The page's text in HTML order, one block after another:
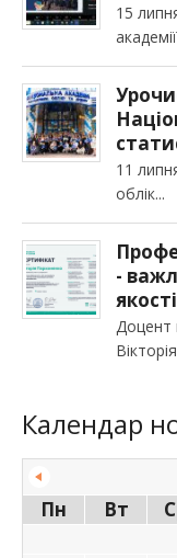
15
11
облік
-
Доцент
Вікторія
Календар
Пн
Вт